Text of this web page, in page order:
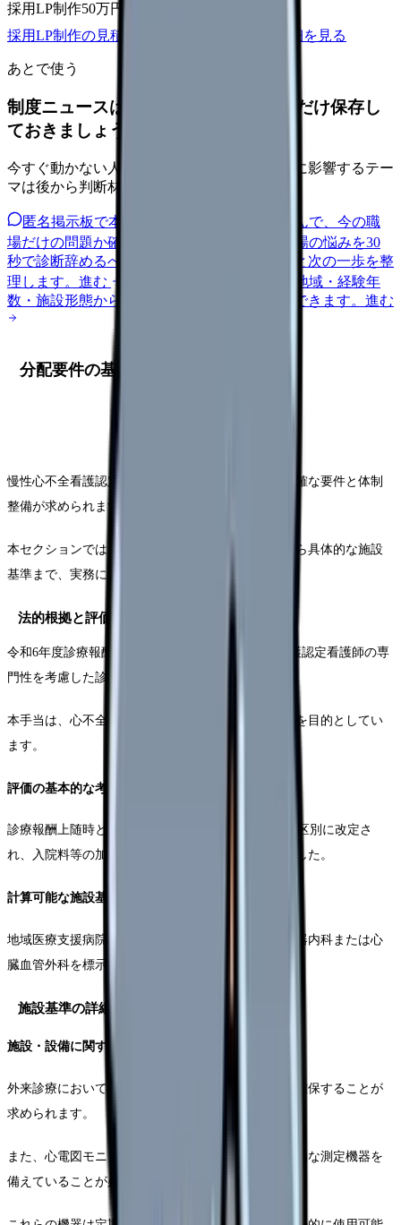
採用LP制作50万円〜
採用LP制作の見積もりを依頼
サービス詳細を見る
あとで使う
制度ニュースは、自分の職場への影響だけ保存し
ておきましょう。
今すぐ動かない人も、給与・人員・安全文化に影響するテー
マは後から判断材料になります。
匿名掲示板で本音を見る
同じ悩みの声を読んで、今の職
場だけの問題か確かめられます。
職場の悩みを30
秒で診断辞めるべきか迷う前に、悩みの種類と次の一歩を整
理します。 進む
地域・経験年
数・施設形態から、今の給料の現在地を確認できます。 進む
分配要件の基本事項
慢性心不全看護認定看護師による診療報酬には、明確な要件と体制
整備が求められます。
本セクションでは、見積りに必要な基本的な要件から具体的な施設
基準まで、実務に即して解説します。
法的根拠と評価の意義
令和6年度診療報酬改定にあたって、慢性心不全看護認定看護師の専
門性を考慮した診療報酬加算が改定されました。
本手当は、心不全患者の重症予防と再入院率の軽減を目的としてい
ます。
評価の基本的な考え方
診療報酬上随時として、B001特定疾患治療管理料の区別に改定さ
れ、入院料等の加算として評価されることとなりました。
計算可能な施設基準
地域医療支援病院または特定機能病院であり、循環器内科または心
臓血管外科を標示していることが条件となります。
施設基準の詳細
施設・設備に関する基準
外来診療においては、専用の相談室または指導室を確保することが
求められます。
また、心電図モニター、血圧計、体重計などの基本的な測定機器を
備えていることが必要です。